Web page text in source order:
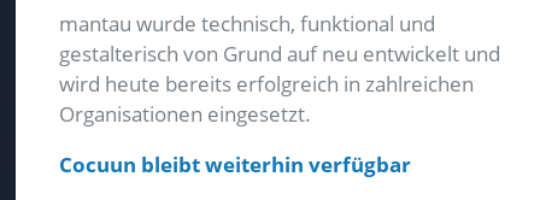
mantau wurde technisch, funktional und
gestalterisch von Grund auf neu entwickelt und
wird heute bereits erfolgreich in zahlreichen
Organisationen eingesetzt.
Cocuun bleibt weiterhin verfügbar